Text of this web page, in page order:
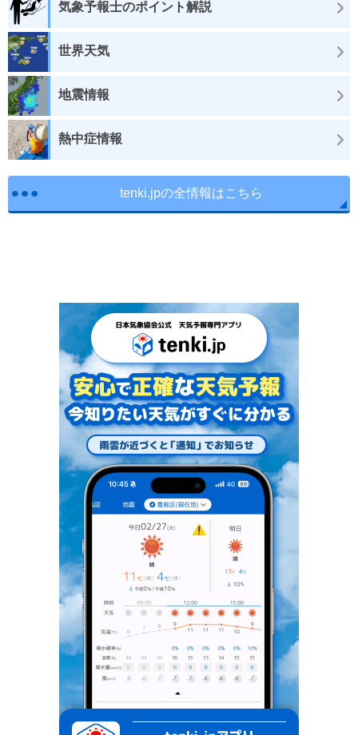
気象予報士のポイント解説
世界天気
地震情報
熱中症情報
tenki.jpの全情報はこちら